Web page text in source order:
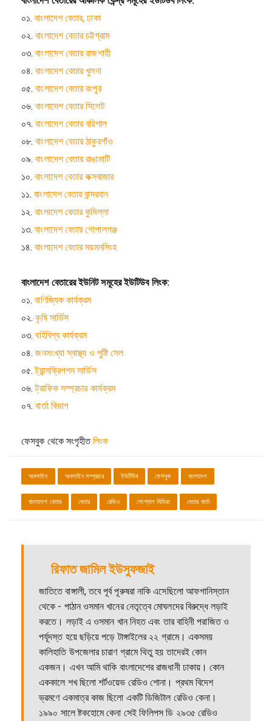
০১.বাংলাদেশ বেতার, ঢাকা
০২.বাংলাদেশ বেতার চট্টগ্রাম
০৩.বাংলাদেশ বেতার রাজশাহী
০৪.বাংলাদেশ বেতার খুলনা
০৫.বাংলাদেশ বেতার রংপুর
০৬.বাংলাদেশ বেতার সিলেট
০৭.বাংলাদেশ বেতার বরিশাল
০৮.বাংলাদেশ বেতার ঠাকুরগাঁও
০৯.বাংলাদেশ বেতার রাঙামাটি
১০.বাংলাদেশ বেতার কক্সবাজার
১১.বাংলাদেশ বেতার বান্দরবান
১২.বাংলাদেশ বেতার কুমিল্লা
১৩.বাংলাদেশ বেতার গোপালগঞ্জ
১৪.বাংলাদেশ বেতার ময়মনসিংহ
বাংলাদেশ বেতারের ইউনিট সমূহের ইউটিউব লিংক:
০১.বাণিজ্যিক কার্যক্রম
০২.কৃষি সার্ভিস
০৩.বর্হিবিশ্ব কার্যক্রম
০৪.জনসংখ্যা স্বাস্থ্য ও পুষ্টি সেল
০৫.ট্রান্সক্রিপশন সার্ভিস
০৬.ট্রাফিক সম্প্রচার কার্যক্রম
০৭.বার্তা বিভাগ
ফেসবুক থেকে সংগৃহীতলিংক
অনলাইন অনলাইন সম্প্রচার ইউটিউব ফেসবুক বাংলাদেশ
বাংলাদেশ বেতার বেতার রেডিও সোশ্যাল মিডিয়া বেতার বার্তা
রিফাত জামিল ইউসুফজাই
জাতিতে বাঙ্গালী, তবে পূর্ব পূরুষরা নাকি এসেছিলো আফগানিস্তান
থেকে - পাঠান ওসমান খানের নেতৃত্বে মোঘলদের বিরুদ্ধে লড়াই
করতে। লড়াই এ ওসমান খান নিহত এবং তার বাহিনী পরাজিত ও
পর্যূদস্ত হয়ে ছড়িয়ে পড়ে টাঙ্গাইলের ২২ গ্রামে। একসময়
কালিহাতি উপজেলার চারাণ গ্রামে থিতু হয় তাদেরই কোন
একজন। এখন আমি থাকি বাংলাদেশের রাজধানী ঢাকায়। কোন
এককালে শখ ছিলো শর্টওয়েভ রেডিও শোনা। প্রথম বিদেশ
ভ্রমণে একমাত্র কাজ ছিলো একটি ডিজিটাল রেডিও কেনা।
১৯৯০ সালে ষ্টকহোমে কেনা সেই ফিলিপস ডি ২৯৩৫ রেডিও